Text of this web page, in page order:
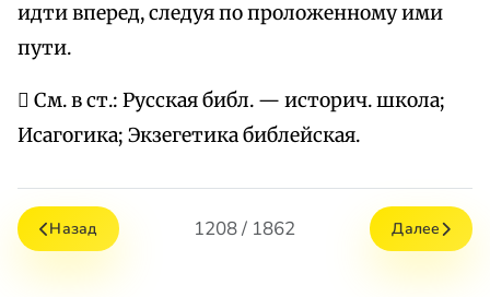
идти вперед, следуя по проложенному ими
пути.
 См. в ст.: Русская библ. — историч. школа;
Исагогика; Экзегетика библейская.
Назад 1208 / 1862 Далее